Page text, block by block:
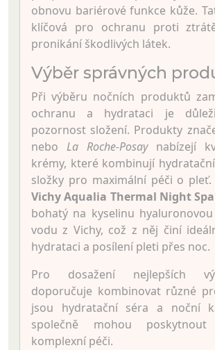
obnovu bariérové funkce kůže.
klíčová pro ochranu proti
pronikání škodlivých látek.
Výběr správných
Při výběru nočních produktů
ochranu a hydrataci je
pozornost složení. Produkty
nebo La Roche-Posaynabízejí
krémy, které kombinují
složky pro maximální péči o
Vichy Aqualia Thermal Night Spa
bohatý na kyselinu
vodu z Vichy, což z něj činí
hydrataci a posílení pleti přes noc.
Pro dosažení nejlepších
doporučuje kombinovat různé
jsou hydratační séra a noční
společně mohou
komplexní péči.